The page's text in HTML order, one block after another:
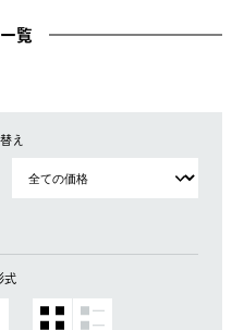
覧
え
式